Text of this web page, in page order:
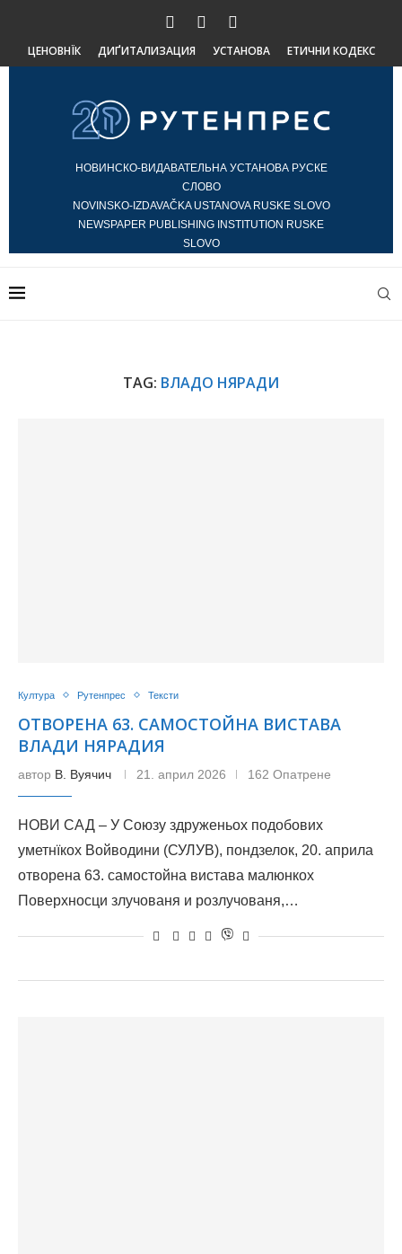
ЦЕНОВНЇК ДИҐИТАЛИЗАЦИЯ УСТАНОВА ЕТИЧНИ КОДЕКС
НОВИНСКО-ВИДАВАТЕЛЬНА УСТАНОВА РУСКЕ
СЛОВО
NOVINSKO-IZDAVAČKA USTANOVA RUSKE SLOVO
NEWSPAPER PUBLISHING INSTITUTION RUSKE
SLOVO
TAG: ВЛАДО НЯРАДИ
Култура Рутенпрес Тексти
ОТВОРЕНА 63. САМОСТОЙНА ВИСТАВА
ВЛАДИ НЯРАДИЯ
автор В. Вуячич 21. април 2026 162 Опатрене
НОВИ САД – У Союзу здруженьох подобових
уметнїкох Войводини (СУЛУВ), пондзелок, 20. априла
отворена 63. самостойна вистава малюнкох
Поверхносци злучованя и розлучованя,…